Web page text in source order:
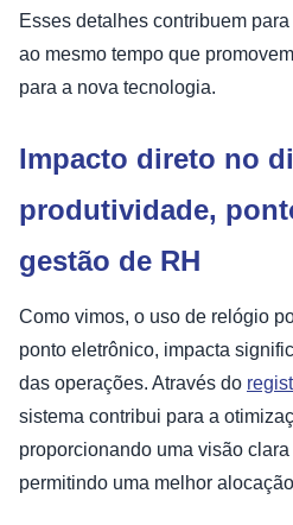
Esses detalhes contribuem
ao mesmo tempo que
para a nova tecnologia.
Impacto direto no
produtividade,
gestão de RH
Como vimos, o uso de relógio
ponto eletrônico, impacta
das operações. Através do
sistema contribui para a
proporcionando uma visão
permitindo uma melhor